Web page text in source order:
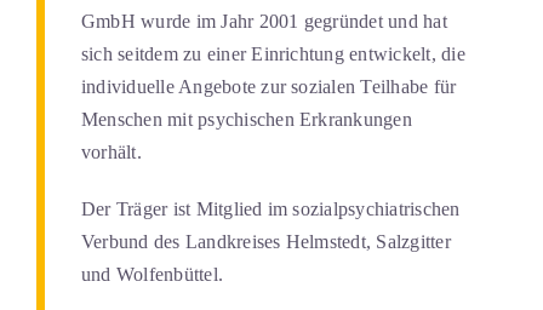
GmbH wurde im Jahr 2001 gegründet und hat
sich seitdem zu einer Einrichtung entwickelt, die
individuelle Angebote zur sozialen Teilhabe für
Menschen mit psychischen Erkrankungen
vorhält.
Der Träger ist Mitglied im sozialpsychiatrischen
Verbund des Landkreises Helmstedt, Salzgitter
und Wolfenbüttel.